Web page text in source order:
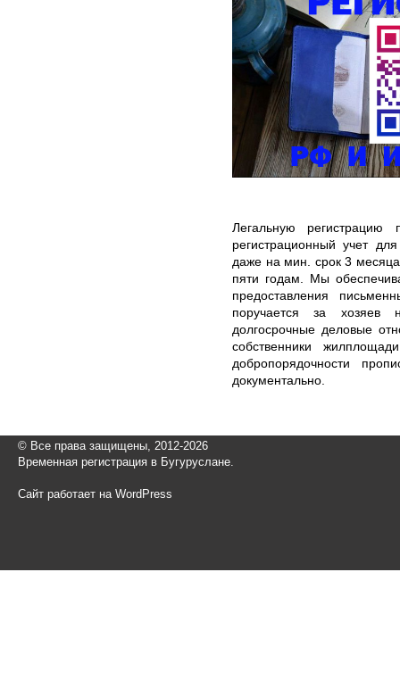
Легальную
регистрационный учет
даже на мин. срок 3
пяти годам. Мы
предоставления
поручается за хозяев
долгосрочные деловые
собственники
добропорядочности
документально.
© Все права защищены, 2012-2026
Временная регистрация в Бугуруслане.
Сайт работает на WordPress